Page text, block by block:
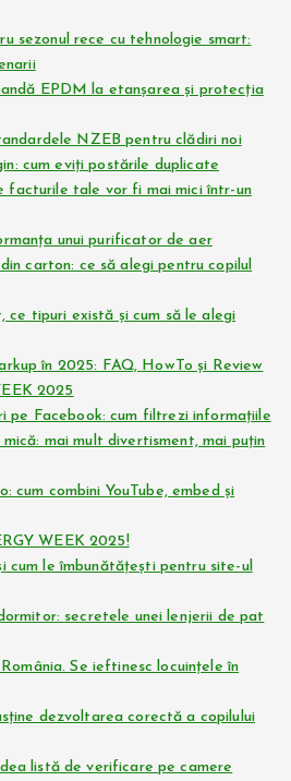
sezonul rece cu tehnologie smart:
EPDM la etanșarea și protecția
NZEB pentru clădiri noi
cum eviți postările duplicate
facturile tale vor fi mai mici într-un
unui purificator de aer
carton: ce să alegi pentru copilul
ce tipuri există și cum să le alegi
în 2025: FAQ, HowTo și Review
2025
pe Facebook: cum filtrezi informațiile
mai mult divertisment, mai puțin
cum combini YouTube, embed și
WEEK 2025!
cum le îmbunătățești pentru site-ul
secretele unei lenjerii de pat
Se ieftinesc locuințele în
dezvoltarea corectă a copilului
listă de verificare pe camere